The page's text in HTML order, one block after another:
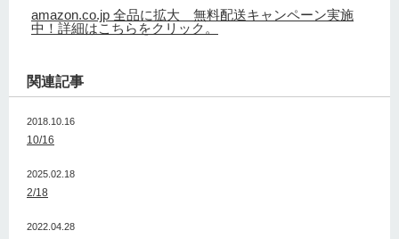
amazon.co.jp 全品に拡大 無料配送キャンペーン実施
中！詳細はこちらをクリック。
関連記事
2018.10.16
10/16
2025.02.18
2/18
2022.04.28